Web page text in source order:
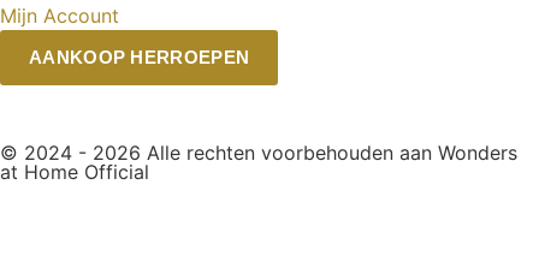
Mijn Account
AANKOOP HERROEPEN
© 2024 - 2026 Alle rechten voorbehouden aan Wonders
at Home Official